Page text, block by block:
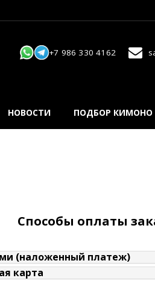
+7 986 330 4162
НОВОСТИ ПОДБОР КИМОНО
Способы оплаты
(наложенный платеж)
карта